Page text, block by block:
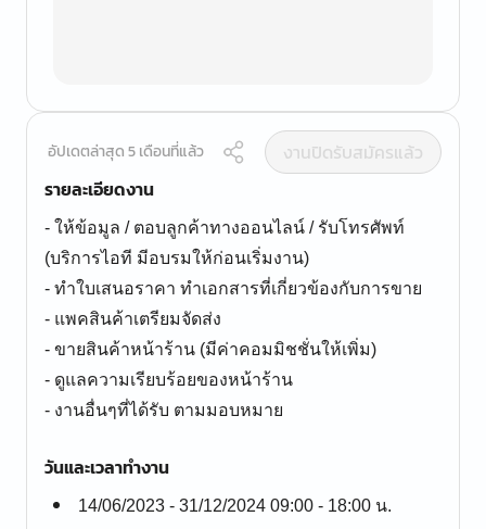
อัปเดตล่าสุด 5 เดือนที่แล้ว
งานปิดรับสมัครแล้ว
รายละเอียดงาน
- ให้ข้อมูล / ตอบลูกค้าทางออนไลน์ / รับโทรศัพท์
(บริการไอที มีอบรมให้ก่อนเริ่มงาน)
- ทำใบเสนอราคา ทำเอกสารที่เกี่ยวข้องกับการขาย
- แพคสินค้าเตรียมจัดส่ง
- ขายสินค้าหน้าร้าน (มีค่าคอมมิชชั่นให้เพิ่ม)
- ดูแลความเรียบร้อยของหน้าร้าน
- งานอื่นๆที่ได้รับ ตามมอบหมาย
วันและเวลาทำงาน
14/06/2023 - 31/12/2024 09:00 - 18:00 น.